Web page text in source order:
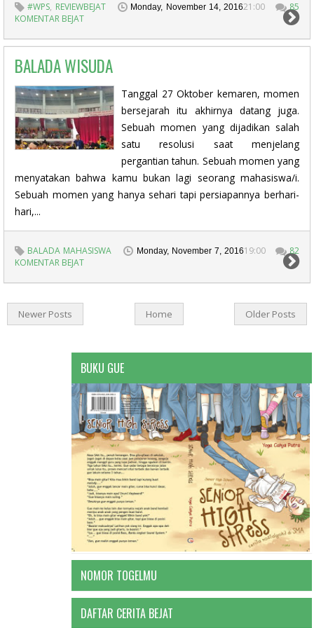
#WPS, REVIEWBEJAT Monday, November 14, 201621:00
85
KOMENTAR BEJAT
BALADA WISUDA
Tanggal 27 Oktober kemaren, momen
bersejarah itu akhirnya datang juga.
Sebuah momen yang dijadikan salah
satu resolusi saat menjelang
pergantian tahun. Sebuah momen yang
menyatakan bahwa kamu bukan lagi seorang mahasiswa/i.
Sebuah momen yang hanya sehari tapi persiapannya berhari-
hari,...
BALADA MAHASISWA Monday, November 7, 201619:00
82
KOMENTAR BEJAT
Newer Posts Older Posts
Home
BUKU GUE
NOMOR TOGELMU
DAFTAR CERITA BEJAT